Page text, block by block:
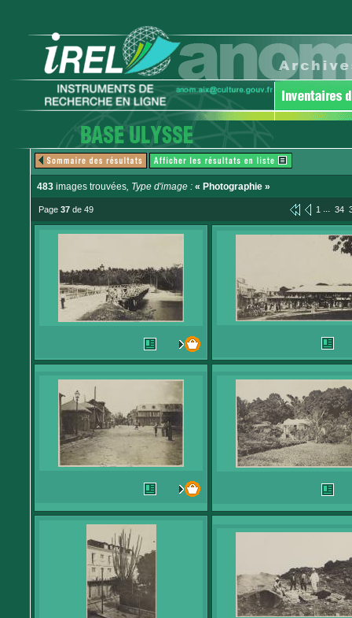
483 images trouvées, Type d'image : « Photographie »
Page 37 de 49 1 ... 34